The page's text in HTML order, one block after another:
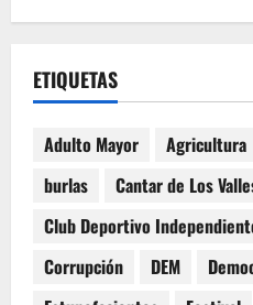
ETIQUETAS
Adulto Mayor Agricultura
burlas
Cantar de Los
Club Deportivo
Corrupción
DEM